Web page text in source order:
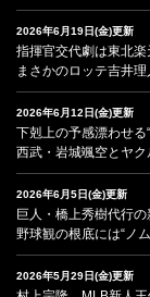
2026年6月19日(金)更新
指揮官交代劇は東北
まさかのロッテ吉井
2026年6月12日(金)更新
下剋上の予感漂わせる
西武・岩城颯空とヤ
2026年6月5日(金)更新
巨人・橋上秀樹代行
野球観の根底には“ノ
2026年5月29日(金)更新